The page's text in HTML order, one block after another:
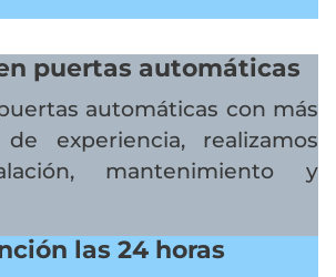
puertas automáticas
automáticas con más
experiencia, realizamos
mantenimiento y
las 24 horas